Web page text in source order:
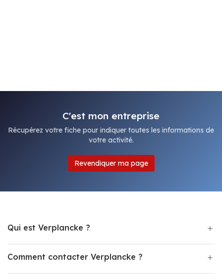
C'est mon entreprise
Récupérez votre fiche pour indiquer toutes les informations de
votre activité.
Revendiquer ma page
Qui est Verplancke ?
Comment contacter Verplancke ?